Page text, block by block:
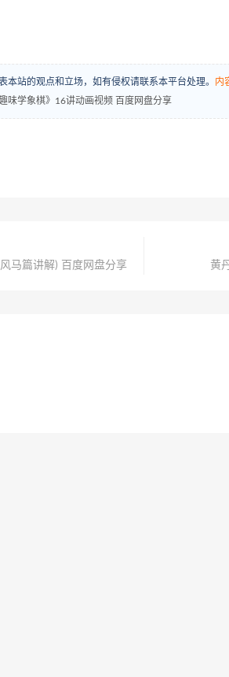
本站的观点和立场，如有侵权请联系本平台处理。 内
味学象棋》16讲动画视频 百度网盘分享
马篇讲解) 百度网盘分享
黄